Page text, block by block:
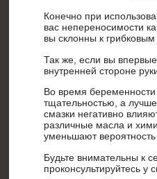
Конечно при
вас непереносимости
вы склонны к
Так же, если вы
внутренней стороне
Во время беременности
тщательностью, а
смазки негативно
различные масла и
уменьшают вероятность
Будьте внимательны к
проконсультируйтесь у